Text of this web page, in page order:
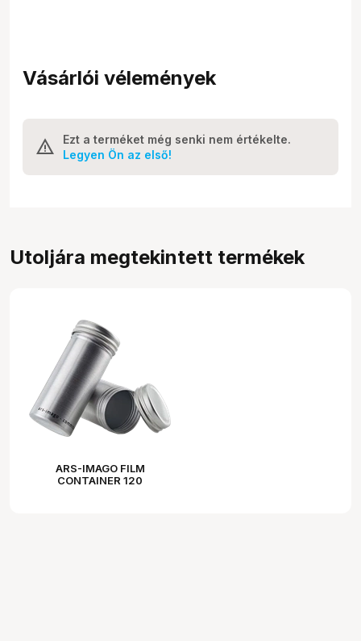
Vásárlói vélemények
Ezt a terméket még senki nem értékelte.
Legyen Ön az első!
Utoljára megtekintett termékek
ARS-IMAGO FILM
CONTAINER 120